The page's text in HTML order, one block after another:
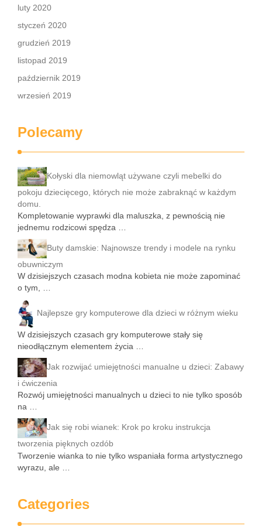
luty 2020
styczeń 2020
grudzień 2019
listopad 2019
październik 2019
wrzesień 2019
Polecamy
Kołyski dla niemowląt używane czyli mebelki do
pokoju dziecięcego, których nie może zabraknąć w każdym
domu.
Kompletowanie wyprawki dla maluszka, z pewnością nie
jednemu rodzicowi spędza …
Buty damskie: Najnowsze trendy i modele na rynku
obuwniczym
W dzisiejszych czasach modna kobieta nie może zapominać
o tym, …
Najlepsze gry komputerowe dla dzieci w różnym wieku
W dzisiejszych czasach gry komputerowe stały się
nieodłącznym elementem życia …
Jak rozwijać umiejętności manualne u dzieci: Zabawy
i ćwiczenia
Rozwój umiejętności manualnych u dzieci to nie tylko sposób
na …
Jak się robi wianek: Krok po kroku instrukcja
tworzenia pięknych ozdób
Tworzenie wianka to nie tylko wspaniała forma artystycznego
wyrazu, ale …
Categories